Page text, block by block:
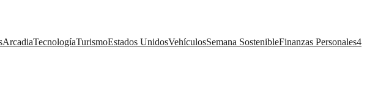
ArcadiaTecnologíaTurismoEstados UnidosVehículosSemana SostenibleFinanzas Personales4